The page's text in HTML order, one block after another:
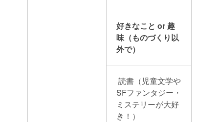
好きなこと or 趣
味（ものづくり以
外で）
読書（児童文学や
SFファンタジー・
ミステリーが大好
き！）